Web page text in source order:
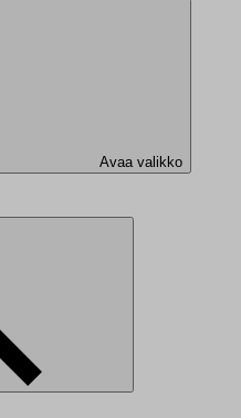
Avaa valikko